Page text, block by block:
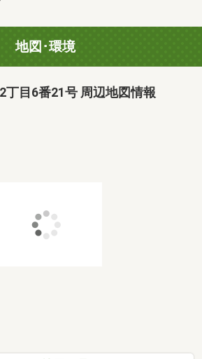
地図･環境
丁目6番21号 周辺地図情報